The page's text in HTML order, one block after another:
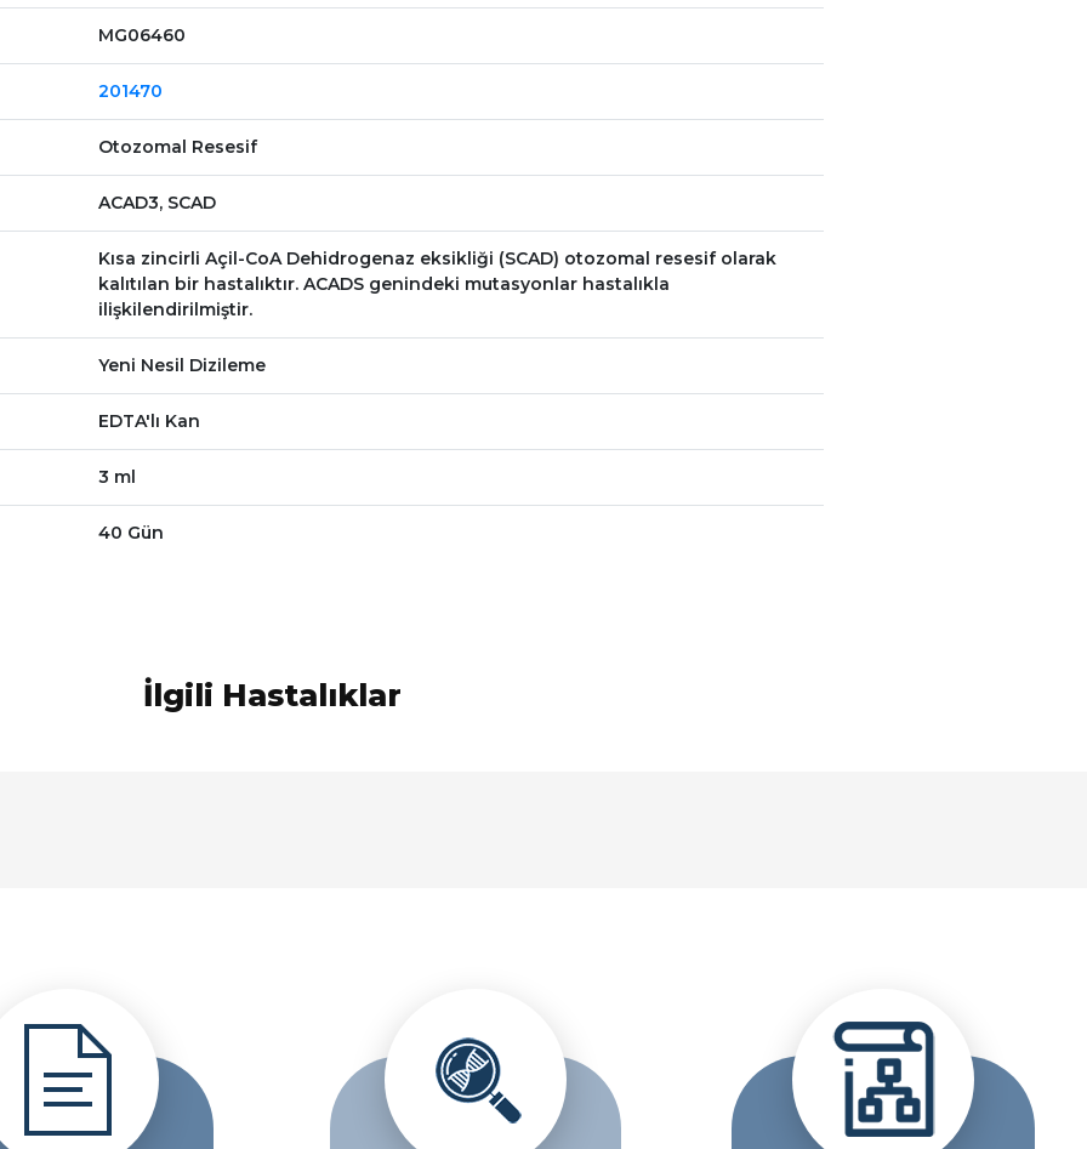
MG06460
201470
Otozomal Resesif
ACAD3, SCAD
Kısa zincirli Açil-CoA Dehidrogenaz eksikliği (SCAD) otozomal resesif olarak
kalıtılan bir hastalıktır. ACADS genindeki mutasyonlar hastalıkla
ilişkilendirilmiştir.
Yeni Nesil Dizileme
EDTA'lı Kan
3 ml
40 Gün
İlgili Hastalıklar